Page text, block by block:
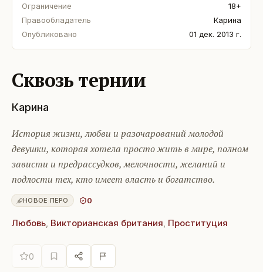
Ограничение
18+
Правообладатель
Карина
Опубликовано
01 дек. 2013 г.
Сквозь тернии
Карина
История жизни, любви и разочарований молодой
девушки, которая хотела просто жить в мире, полном
зависти и предрассудков, мелочности, желаний и
подлости тех, кто имеет власть и богатство.
НОВОЕ ПЕРО 0
Любовь, Викторианская британия, Проституция
0